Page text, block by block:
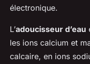
électronique.
L’adoucisseur d’eau
les ions calcium et
calcaire, en ions